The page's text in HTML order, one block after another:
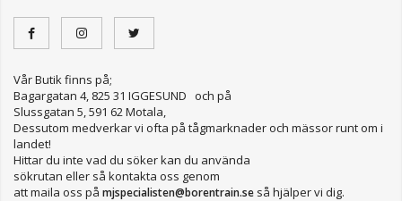
Vår Butik finns på;
Bagargatan 4, 825 31 IGGESUND och på
Slussgatan 5, 591 62 Motala,
Dessutom medverkar vi ofta på tågmarknader och mässor runt om i
landet!
Hittar du inte vad du söker kan du använda
sökrutan eller så kontakta oss genom
att maila oss på mjspecialisten@borentrain.se så hjälper vi dig.